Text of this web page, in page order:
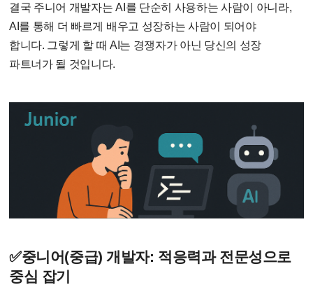
결국 주니어 개발자는 AI 를 단순히 사용하는 사람이 아니라,
AI 를 통해 더 빠르게 배우고 성장하는 사람이 되어야
합니다. 그렇게 할 때 AI 는 경쟁자가 아닌 당신의 성장
파트너가 될 것입니다.
✅중니어(중급)개발자: 적응력과 전문성으로
중심 잡기